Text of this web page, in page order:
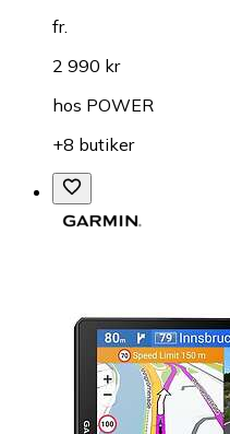
fr.
2 990 kr
hos POWER
+8 butiker